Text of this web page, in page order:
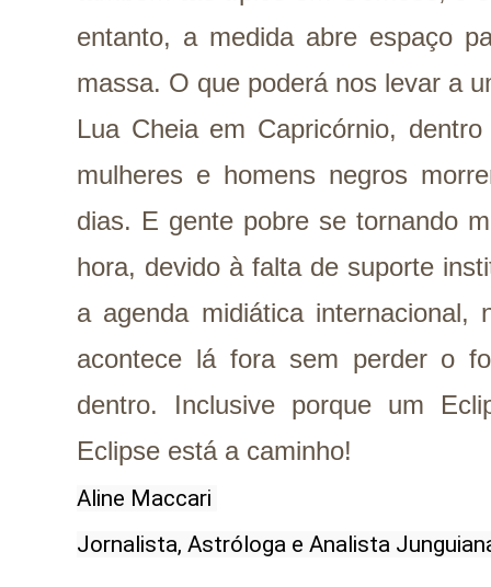
entanto, a medida abre espaço
massa. O que poderá nos levar a
Lua Cheia em Capricórnio,
mulheres e homens negros
dias. E gente pobre se tornando
hora, devido à falta de suporte
a agenda midiática
acontece lá fora sem perder o
dentro. Inclusive porque um
Eclipse está a caminho!
Aline Maccari